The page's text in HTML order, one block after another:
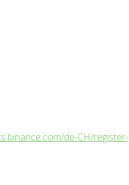
de-CH/